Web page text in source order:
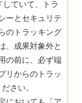
ていて、トラ
ーとセキュリテ
のトラッキング
、成果対象外と
の前に、必ず端
リからのトラッ
さい。